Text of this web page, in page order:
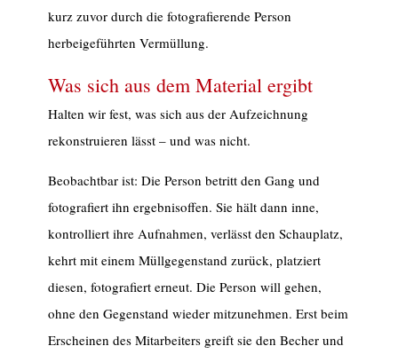
kurz zuvor durch die fotografierende Person
herbeigeführten Vermüllung.
Was sich aus dem Material ergibt
Halten wir fest, was sich aus der Aufzeichnung
rekonstruieren lässt – und was nicht.
Beobachtbar ist: Die Person betritt den Gang und
fotografiert ihn ergebnisoffen. Sie hält dann inne,
kontrolliert ihre Aufnahmen, verlässt den Schauplatz,
kehrt mit einem Müllgegenstand zurück, platziert
diesen, fotografiert erneut. Die Person will gehen,
ohne den Gegenstand wieder mitzunehmen. Erst beim
Erscheinen des Mitarbeiters greift sie den Becher und